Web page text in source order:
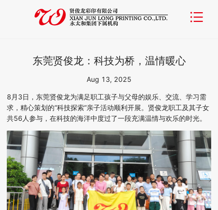
东莞贤俊龙：科技为桥，温情暖心
Aug 13, 2025
8月3日， 东莞贤俊龙为满足职工孩子与父母的娱乐、交流、学习需
求，精心策划的“科技探索”亲子活动顺利开展。 贤俊龙职工及其子女
共56 人参与，在科技的海洋中度过了一段充满温情与欢乐的时光。